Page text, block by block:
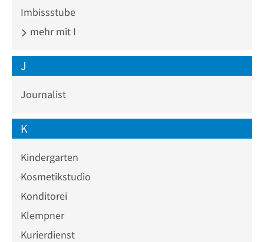
Imbissstube
mehr mit I
J
Journalist
K
Kindergarten
Kosmetikstudio
Konditorei
Klempner
Kurierdienst